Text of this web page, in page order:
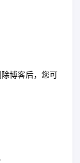
博客后，您可